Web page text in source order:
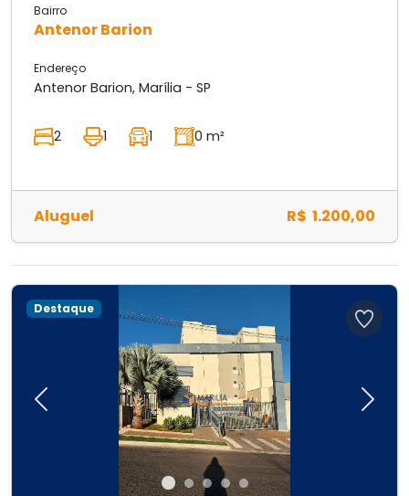
Bairro
Antenor Barion
Endereço
Antenor Barion, Marília - SP
2 1 1 0 m²
Aluguel R$ 1.200,00
Previous Next
Destaque